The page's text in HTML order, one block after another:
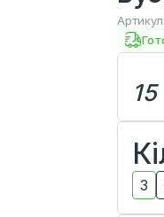
Артикул:
3